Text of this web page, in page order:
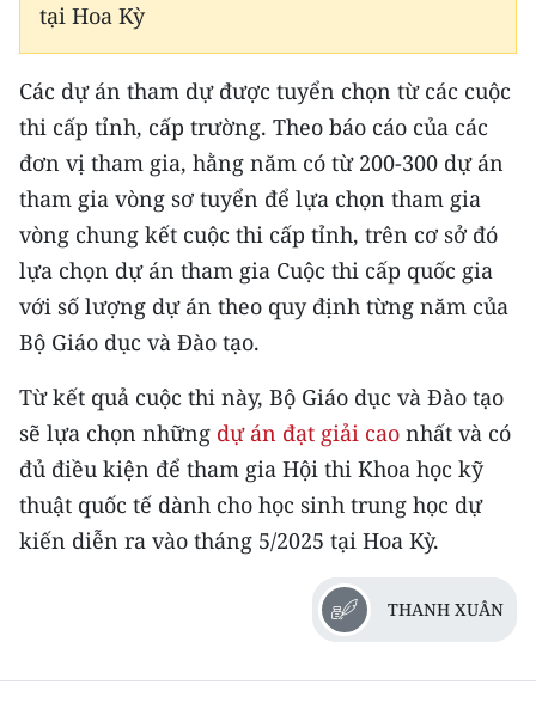
tại Hoa Kỳ
Các dự án tham dự được tuyển chọn từ các cuộc
thi cấp tỉnh, cấp trường. Theo báo cáo của các
đơn vị tham gia, hằng năm có từ 200-300 dự án
tham gia vòng sơ tuyển để lựa chọn tham gia
vòng chung kết cuộc thi cấp tỉnh, trên cơ sở đó
lựa chọn dự án tham gia Cuộc thi cấp quốc gia
với số lượng dự án theo quy định từng năm của
Bộ Giáo dục và Đào tạo.
Từ kết quả cuộc thi này, Bộ Giáo dục và Đào tạo
sẽ lựa chọn những dự án đạt giải cao nhất và có
đủ điều kiện để tham gia Hội thi Khoa học kỹ
thuật quốc tế dành cho học sinh trung học dự
kiến diễn ra vào tháng 5/2025 tại Hoa Kỳ.
THANH XUÂN